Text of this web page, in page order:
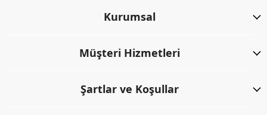
Kurumsal
Müşteri Hizmetleri
Şartlar ve Koşullar